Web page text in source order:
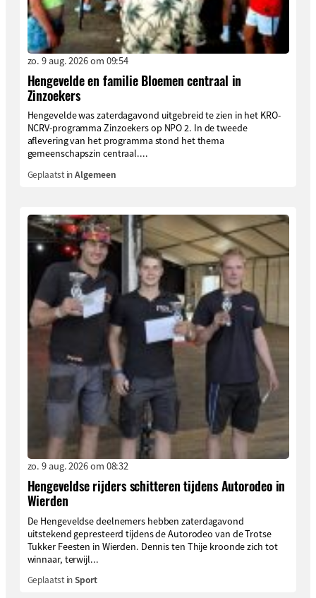
zo. 9 aug. 2026 om 09:54
Hengevelde en familie Bloemen centraal in
Zinzoekers
Hengevelde was zaterdagavond uitgebreid te zien in het KRO-
NCRV-programma Zinzoekers op NPO 2. In de tweede
aflevering van het programma stond het thema
gemeenschapszin centraal....
Geplaatst inAlgemeen
zo. 9 aug. 2026 om 08:32
Hengeveldse rijders schitteren tijdens Autorodeo in
Wierden
De Hengeveldse deelnemers hebben zaterdagavond
uitstekend gepresteerd tijdens de Autorodeo van de Trotse
Tukker Feesten in Wierden. Dennis ten Thije kroonde zich tot
winnaar, terwijl...
Geplaatst inSport